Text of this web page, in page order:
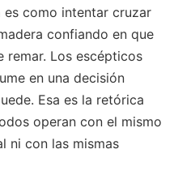
como intentar cruzar
confiando en que
remar. Los escépticos
en una decisión
Esa es la retórica
operan con el mismo
ni con las mismas